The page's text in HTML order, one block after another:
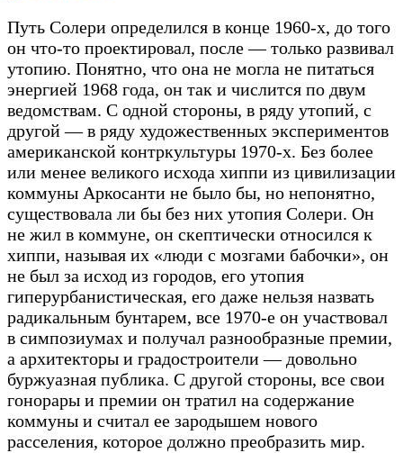
Путь Солери определился в конце 1960-х, до того
он что-то проектировал, после — только развивал
утопию. Понятно, что она не могла не питаться
энергией 1968 года, он так и числится по двум
ведомствам. С одной стороны, в ряду утопий, с
другой — в ряду художественных экспериментов
американской контркультуры 1970-х. Без более
или менее великого исхода хиппи из цивилизации
коммуны Аркосанти не было бы, но непонятно,
существовала ли бы без них утопия Солери. Он
не жил в коммуне, он скептически относился к
хиппи, называя их «люди с мозгами бабочки», он
не был за исход из городов, его утопия
гиперурбанистическая, его даже нельзя назвать
радикальным бунтарем, все 1970-е он участвовал
в симпозиумах и получал разнообразные премии,
а архитекторы и градостроители — довольно
буржуазная публика. С другой стороны, все свои
гонорары и премии он тратил на содержание
коммуны и считал ее зародышем нового
расселения, которое должно преобразить мир.